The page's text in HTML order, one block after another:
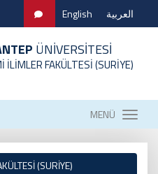
English العربية
ÜNİVERSİTESİ
İLİMLER FAKÜLTESİ (SURİYE)
MENÜ
(SURİYE)